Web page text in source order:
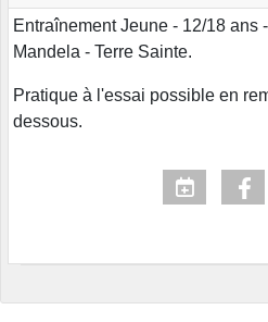
Entraînement Jeune - 12/18 ans
Mandela - Terre Sainte.
Pratique à l'essai possible en
dessous.